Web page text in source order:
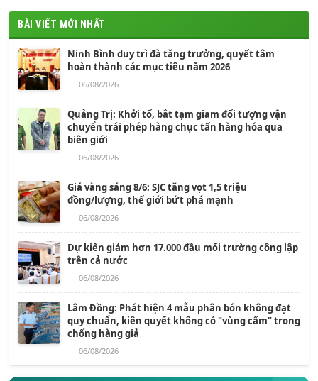
BÀI VIẾT MỚI NHẤT
Ninh Bình duy trì đà tăng trưởng, quyết tâm
hoàn thành các mục tiêu năm 2026
06/08/2026
Quảng Trị: Khởi tố, bắt tạm giam đối tượng vận
chuyển trái phép hàng chục tấn hàng hóa qua
biên giới
06/08/2026
Giá vàng sáng 8/6: SJC tăng vọt 1,5 triệu
đồng/lượng, thế giới bứt phá mạnh
06/08/2026
Dự kiến giảm hơn 17.000 đầu mối trường công lập
trên cả nước
06/08/2026
Lâm Đồng: Phát hiện 4 mẫu phân bón không đạt
quy chuẩn, kiên quyết không có "vùng cấm" trong
chống hàng giả
06/08/2026